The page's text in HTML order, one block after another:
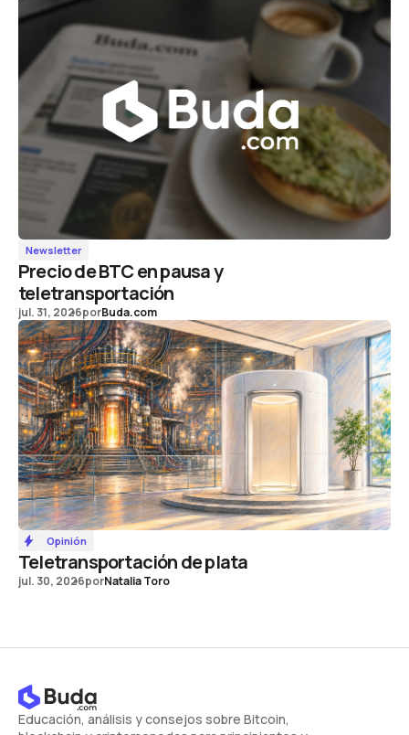
Newsletter
Precio de BTC en pausa y
teletransportación
jul. 31, 2026porBuda.com
Opinión
Teletransportación de plata
jul. 30, 2026porNatalia Toro
Educación, análisis y consejos sobre Bitcoin,